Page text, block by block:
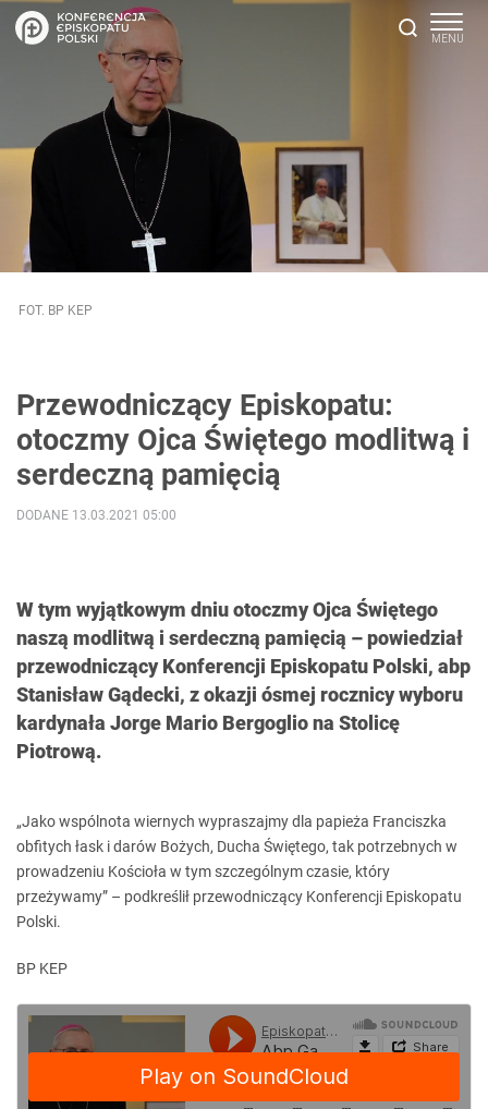
FOT. BP KEP
Przewodniczący Episkopatu:
otoczmy Ojca Świętego modlitwą i
serdeczną pamięcią
W tym wyjątkowym dniu otoczmy Ojca Świętego
naszą modlitwą i serdeczną pamięcią – powiedział
przewodniczący Konferencji Episkopatu Polski, abp
Stanisław Gądecki, z okazji ósmej rocznicy wyboru
kardynała Jorge Mario Bergoglio na Stolicę
Piotrową.
DODANE 13.03.2021 05:00
„Jako wspólnota wiernych wypraszajmy dla papieża Franciszka
obfitych łask i darów Bożych, Ducha Świętego, tak potrzebnych w
prowadzeniu Kościoła w tym szczególnym czasie, który
przeżywamy” – podkreślił przewodniczący Konferencji Episkopatu
Polski.
BP KEP